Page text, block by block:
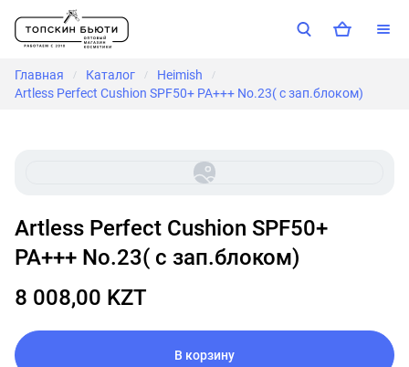
Главная / Каталог / Heimish /
Artless Perfect Cushion SPF50+ PA+++ No.23( с зап.блоком)
Artless Perfect Cushion SPF50+
PA+++ No.23( с зап.блоком)
8 008,00 KZT
В корзину